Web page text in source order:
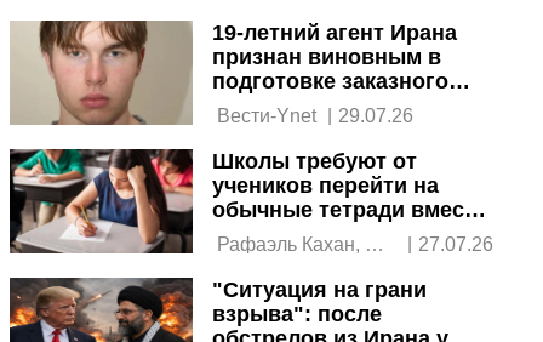
19-летний агент Ирана
признан виновным в
подготовке заказного
убийства Вести-Ynet 29.07.26
Школы требуют от
учеников перейти на
обычные тетради вместо
ноутбуков
Рафаэль Кахан,
| 27.07.26
"Ситуация на грани
взрыва": после